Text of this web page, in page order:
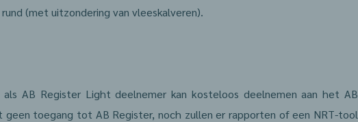
(met uitzondering van vleeskalveren).
AB Register Light deelnemer kan kosteloos deelnemen aan het AB
geen toegang tot AB Register, noch zullen er rapporten of een NRT-tool